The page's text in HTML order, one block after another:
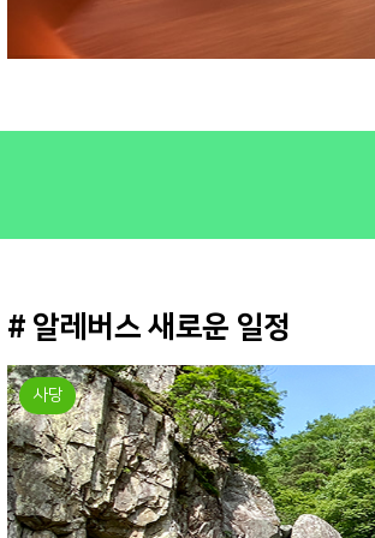
# 알레버스 새로운 일정
사당